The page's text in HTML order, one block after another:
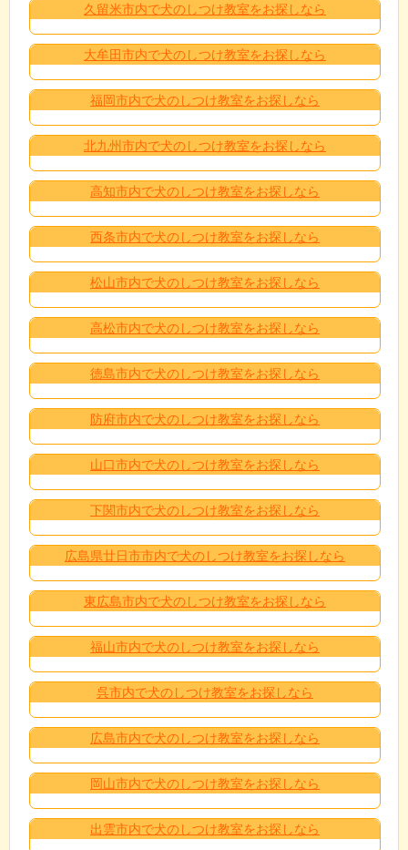
久留米市内で犬のしつけ教室をお探しなら
大牟田市内で犬のしつけ教室をお探しなら
福岡市内で犬のしつけ教室をお探しなら
北九州市内で犬のしつけ教室をお探しなら
高知市内で犬のしつけ教室をお探しなら
西条市内で犬のしつけ教室をお探しなら
松山市内で犬のしつけ教室をお探しなら
高松市内で犬のしつけ教室をお探しなら
徳島市内で犬のしつけ教室をお探しなら
防府市内で犬のしつけ教室をお探しなら
山口市内で犬のしつけ教室をお探しなら
下関市内で犬のしつけ教室をお探しなら
広島県廿日市市内で犬のしつけ教室をお探しなら
東広島市内で犬のしつけ教室をお探しなら
福山市内で犬のしつけ教室をお探しなら
呉市内で犬のしつけ教室をお探しなら
広島市内で犬のしつけ教室をお探しなら
岡山市内で犬のしつけ教室をお探しなら
出雲市内で犬のしつけ教室をお探しなら